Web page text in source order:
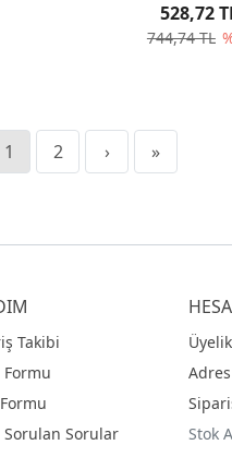
744,74 TL
528,72
1 2 › »
Takibi
Formu
Sorulan Sorular
Stok